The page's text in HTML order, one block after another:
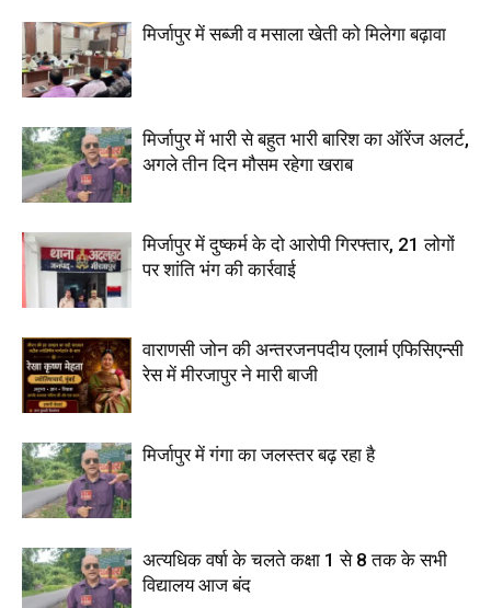
मिर्जापुर में सब्जी व मसाला खेती को मिलेगा बढ़ावा
मिर्जापुर में भारी से बहुत भारी बारिश का ऑरेंज अलर्ट,
अगले तीन दिन मौसम रहेगा खराब
मिर्जापुर में दुष्कर्म के दो आरोपी गिरफ्तार, 21 लोगों
पर शांति भंग की कार्रवाई
वाराणसी जोन की अन्तरजनपदीय एलार्म एफिसिएन्सी
रेस में मीरजापुर ने मारी बाजी
मिर्जापुर में गंगा का जलस्तर बढ़ रहा है
अत्यधिक वर्षा के चलते कक्षा 1 से 8 तक के सभी
विद्यालय आज बंद